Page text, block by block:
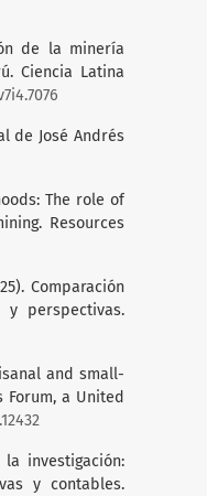
de la minería
Ciencia Latina
de José Andrés
The role of
Resources
Comparación
perspectivas.
and small-
a United
la investigación:
y contables.